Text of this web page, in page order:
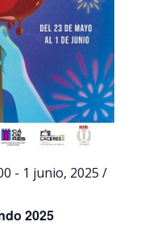
2025
- 1 junio, 2025 /